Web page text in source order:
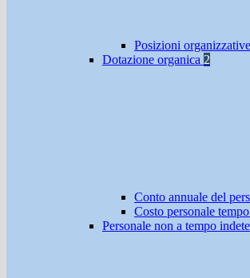
Posizioni organizzative
Dotazione organica 2
Conto annuale del
Costo personale
Personale non a tempo